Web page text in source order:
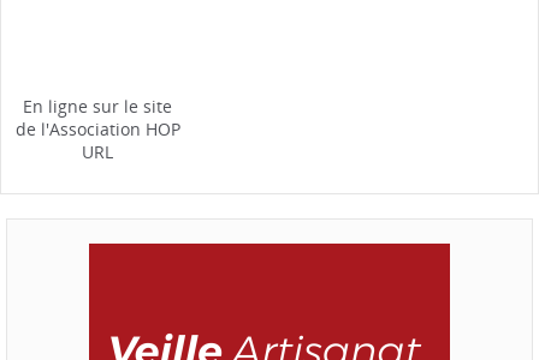
En ligne sur le site
de l'Association HOP
URL